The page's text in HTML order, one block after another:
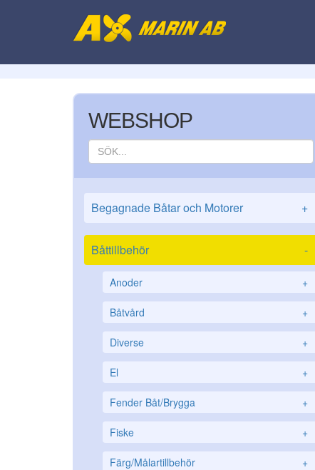
WEBSHOP
Begagnade Båtar och Motorer +
Båttillbehör -
Anoder +
Båtvård +
Diverse +
El +
Fender Båt/Brygga +
Fiske +
Färg/Målartillbehör +